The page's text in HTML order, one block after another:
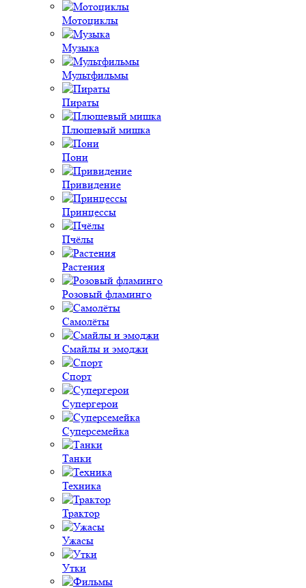
Мотоциклы
Музыка
Мультфильмы
Пираты
Плюшевый мишка
Пони
Привидение
Принцессы
Пчёлы
Растения
Розовый фламинго
Самолёты
Смайлы и эмоджи
Спорт
Супергерои
Суперсемейка
Танки
Техника
Трактор
Ужасы
Утки